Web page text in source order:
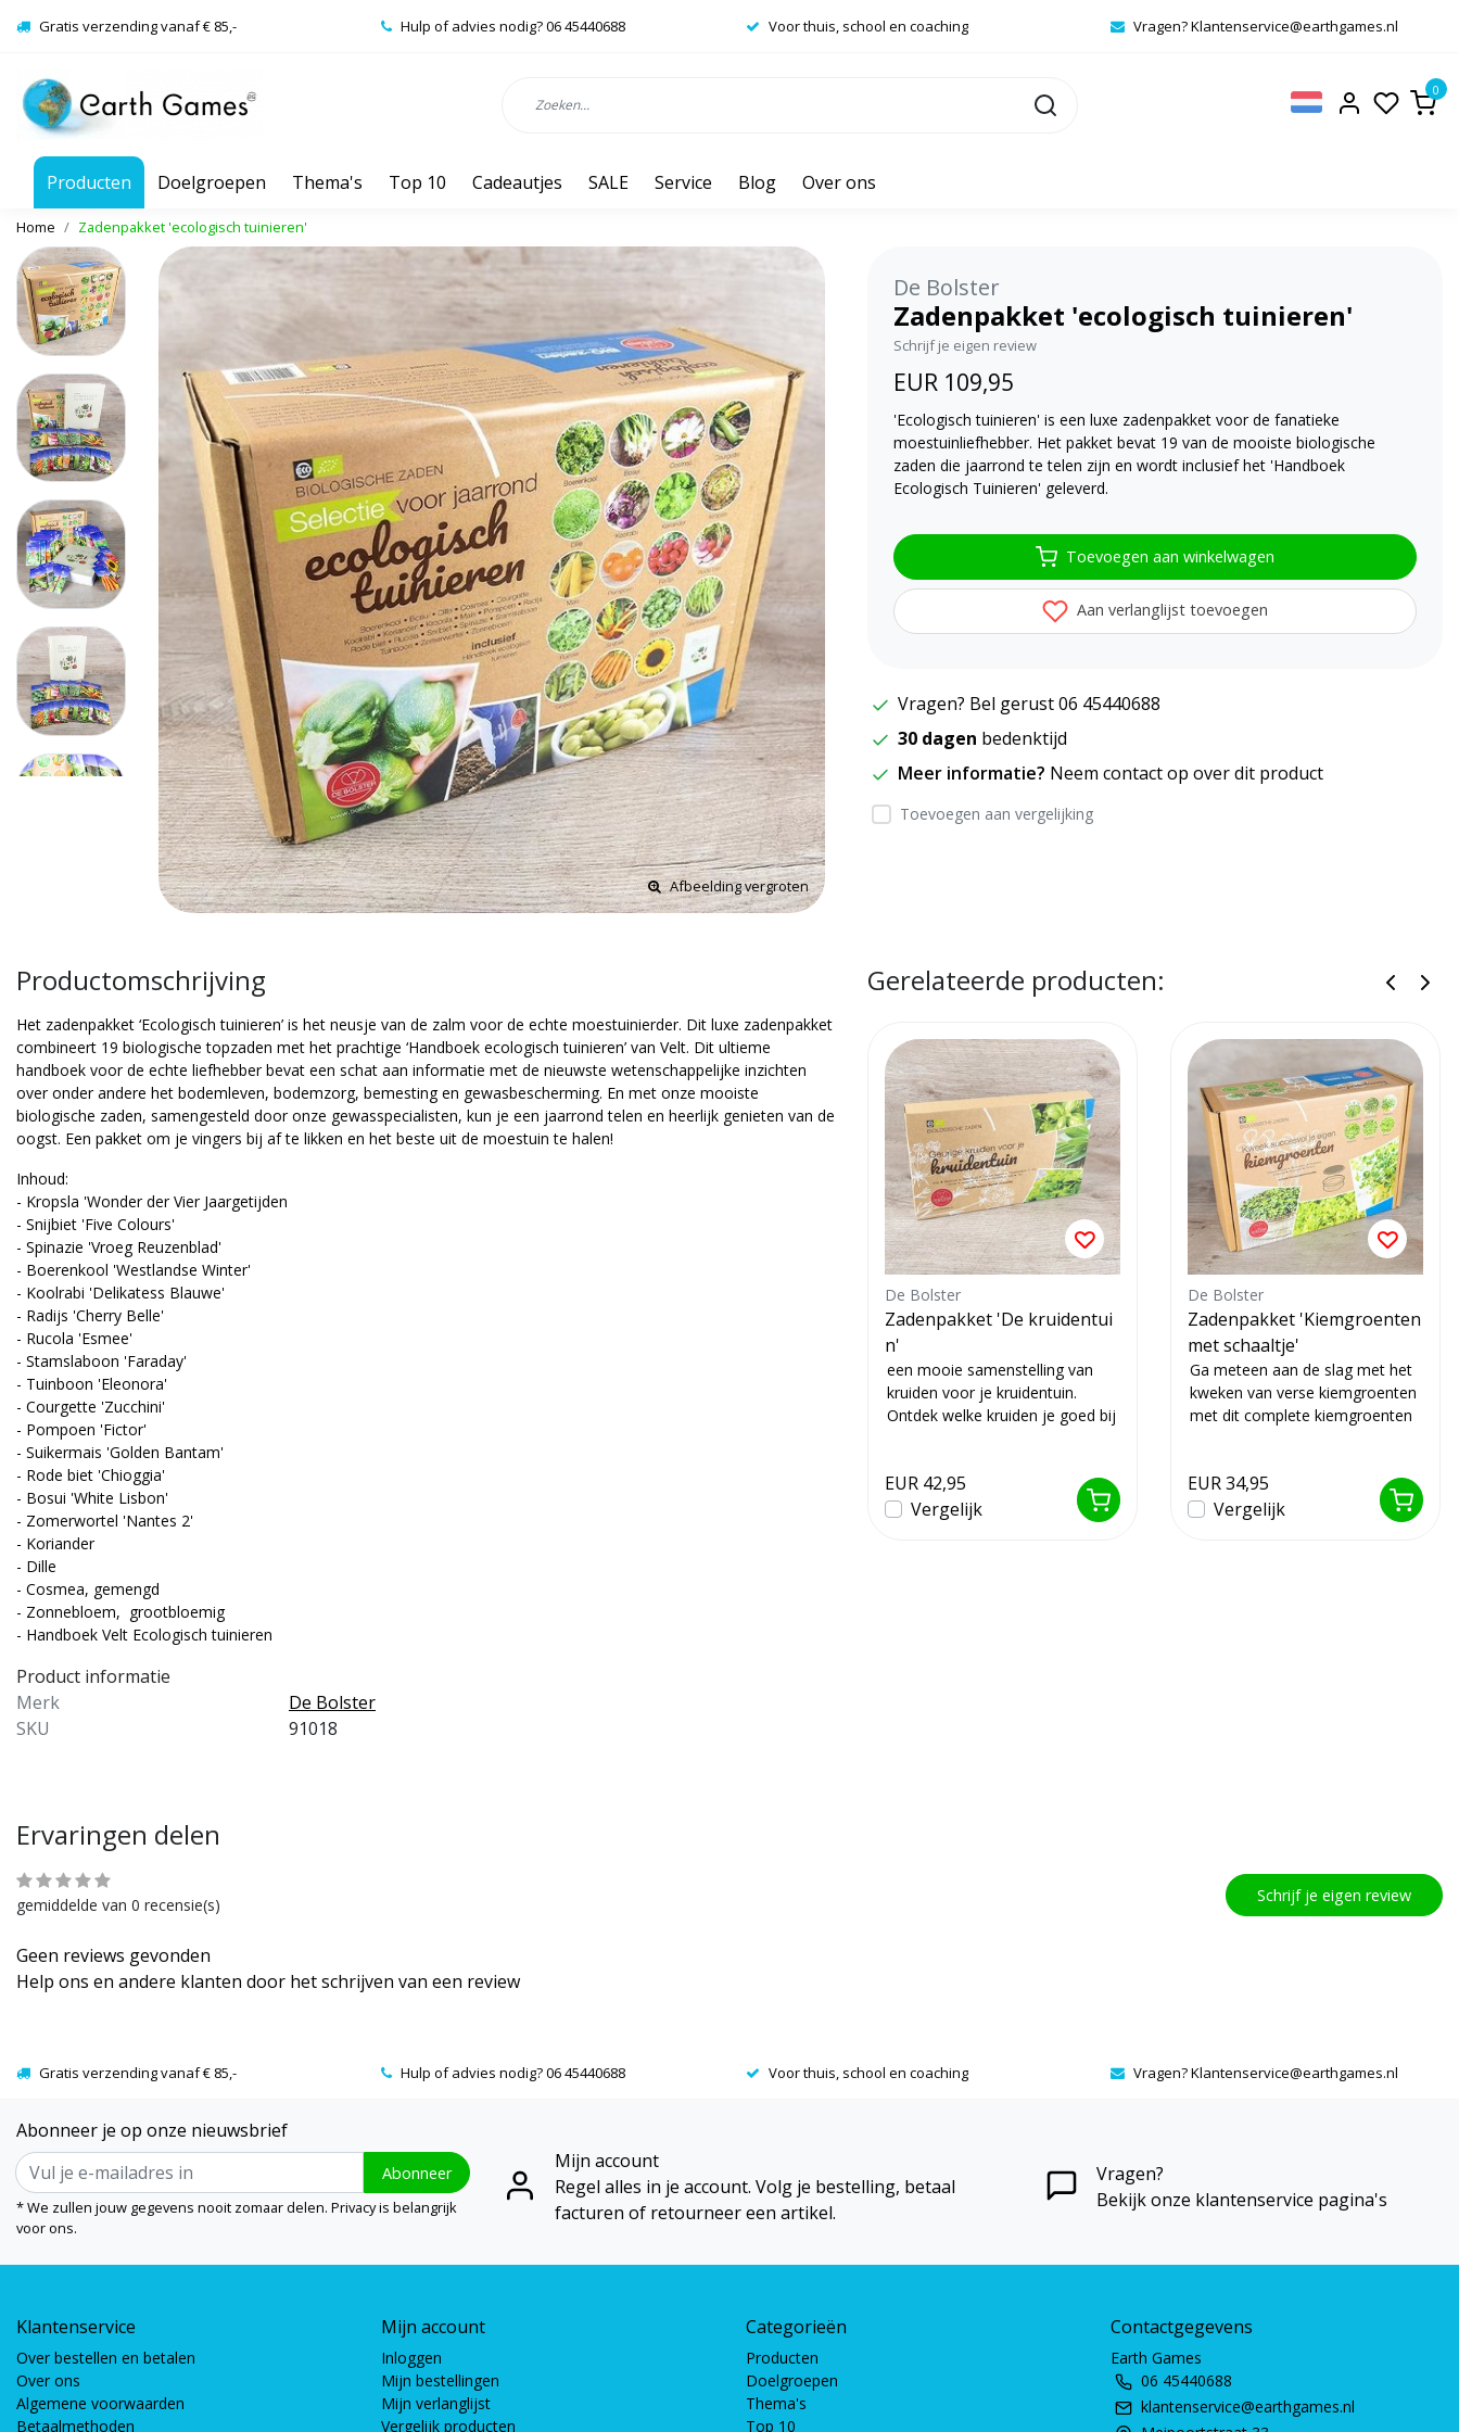
Gratis verzending vanaf € 85,- Hulp of advies nodig? 06 45440688 Voor thuis, school en coaching Vragen?Klantenservice@earthgames.nl
0
Producten Doelgroepen Thema's Top 10 Cadeautjes SALE Service Blog Over ons
Home Zadenpakket 'ecologisch tuinieren'
Afbeelding vergroten
De Bolster
Zadenpakket 'ecologisch tuinieren'
Schrijf je eigen review
EUR 109,95
'Ecologisch tuinieren' is een luxe zadenpakket voor de fanatieke
moestuinliefhebber. Het pakket bevat 19 van de mooiste biologische
zaden die jaarrond te telen zijn en wordt inclusief het 'Handboek
Ecologisch Tuinieren' geleverd.
Toevoegen aan winkelwagen
Aan verlanglijst toevoegen
Vragen? Bel gerust 06 45440688
30 dagen bedenktijd
Meer informatie? Neem contact op over dit product
Toevoegen aan vergelijking
Productomschrijving
Het zadenpakket ‘Ecologisch tuinieren’ is het neusje van de zalm voor de echte moestuinierder. Dit luxe zadenpakket
combineert 19 biologische topzaden met het prachtige ‘Handboek ecologisch tuinieren’ van Velt. Dit ultieme
handboek voor de echte liefhebber bevat een schat aan informatie met de nieuwste wetenschappelijke inzichten
over onder andere het bodemleven, bodemzorg, bemesting en gewasbescherming. En met onze mooiste
biologische zaden, samengesteld door onze gewasspecialisten, kun je een jaarrond telen en heerlijk genieten van de
oogst. Een pakket om je vingers bij af te likken en het beste uit de moestuin te halen!
Inhoud:
- Kropsla 'Wonder der Vier Jaargetijden
- Snijbiet 'Five Colours'
- Spinazie 'Vroeg Reuzenblad'
- Boerenkool 'Westlandse Winter'
- Koolrabi 'Delikatess Blauwe'
- Radijs 'Cherry Belle'
- Rucola 'Esmee'
- Stamslaboon 'Faraday'
- Tuinboon 'Eleonora'
- Courgette 'Zucchini'
- Pompoen 'Fictor'
- Suikermais 'Golden Bantam'
- Rode biet 'Chioggia'
- Bosui 'White Lisbon'
- Zomerwortel 'Nantes 2'
- Koriander
- Dille
- Cosmea, gemengd
- Zonnebloem, grootbloemig
- Handboek Velt Ecologisch tuinieren
Product informatie
Merk
De Bolster
SKU
91018
Gerelateerde producten:
'Bijen en vlinde
je op zoek naar een variatie
vlinder- en bijenplanten? Kies
voor dit pakket met
die boordevol stuifm...
24,95
Vergelijk
De Bolster
Zadenpakket 'De kruidentui
n'
een mooie samenstelling van
kruiden voor je kruidentuin.
Ontdek welke kruiden je goed bij
EUR 42,95
Vergelijk
De Bolster
Zadenpakket 'Kiemgroenten
met schaaltje'
Ga meteen aan de slag met het
kweken van verse kiemgroenten
met dit complete kiemgroenten
EUR 34,95
Vergelijk
Ervaringen delen
gemiddelde van 0 recensie(s) Schrijf je eigen review
Geen reviews gevonden
Help ons en andere klanten door het schrijven van een review
Gratis verzending vanaf € 85,- Hulp of advies nodig? 06 45440688 Voor thuis, school en coaching Vragen?Klantenservice@earthgames.nl
Abonneer je op onze nieuwsbrief
Abonneer
* We zullen jouw gegevens nooit zomaar delen. Privacy is belangrijk
voor ons.
Mijn account
Regel alles in je account. Volg je bestelling, betaal
facturen of retourneer een artikel.
Vragen?
Bekijk onze klantenservice pagina's
Klantenservice
Over bestellen en betalen
Over ons
Algemene voorwaarden
Betaalmethoden
Mijn account
Inloggen
Mijn bestellingen
Mijn verlanglijst
Vergelijk producten
Categorieën
Producten
Doelgroepen
Thema's
Top 10
Contactgegevens
Earth Games
06 45440688
klantenservice@earthgames.nl